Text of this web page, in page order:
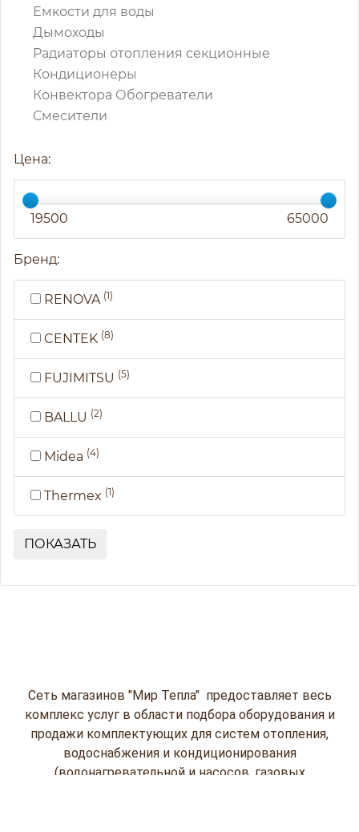
Емкости для воды
Дымоходы
Радиаторы отопления секционные
Кондиционеры
Конвектора Обогреватели
Смесители
Цена:
19500 65000
Бренд:
RENOVA (1)
CENTEK (8)
FUJIMITSU (5)
BALLU (2)
Midea (4)
Thermex (1)
ПОКАЗАТЬ
Сеть магазинов "Мир Тепла" предоставляет весь
комплекс услуг в области подбора оборудования и
продажи комплектующих для систем отопления,
водоснабжения и кондиционирования
(водонагревательной и насосов, газовых